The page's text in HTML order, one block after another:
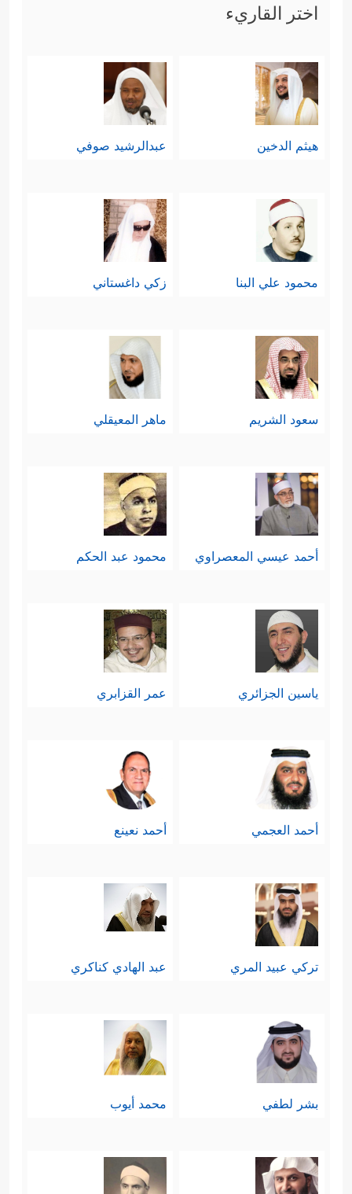
اختر القاريء
هيثم الدخين عبدالرشيد صوفي
محمود علي البنا زكي داغستاني
سعود الشريم ماهر المعيقلي
أحمد عيسي المعصراوي محمود عبد الحكم
ياسين الجزائري عمر القزابري
أحمد العجمي أحمد نعينع
تركي عبيد المري عبد الهادي كناكري
بشر لطفي محمد أيوب